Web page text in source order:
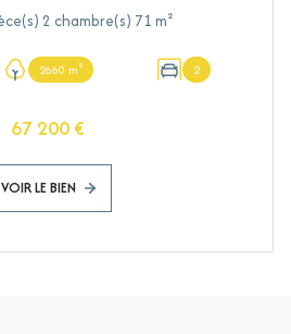
Maison 4 pièce(s) 2 chambre(s) 71 m²
2660 m² 2
67 200 €
VOIR LE BIEN